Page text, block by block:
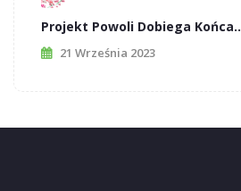
Projekt Powoli Dobiega Końca..
21 Września 2023